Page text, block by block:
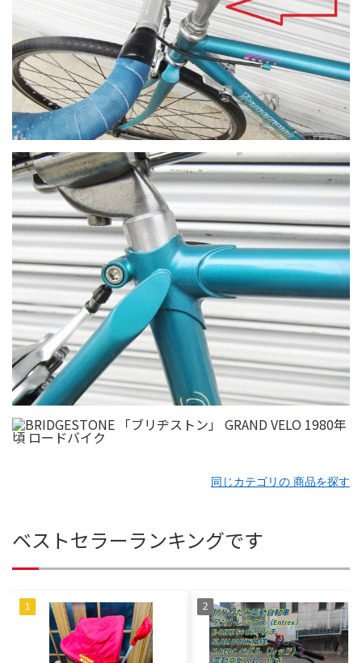
同じカテゴリの 商品を探す
ベストセラーランキングです